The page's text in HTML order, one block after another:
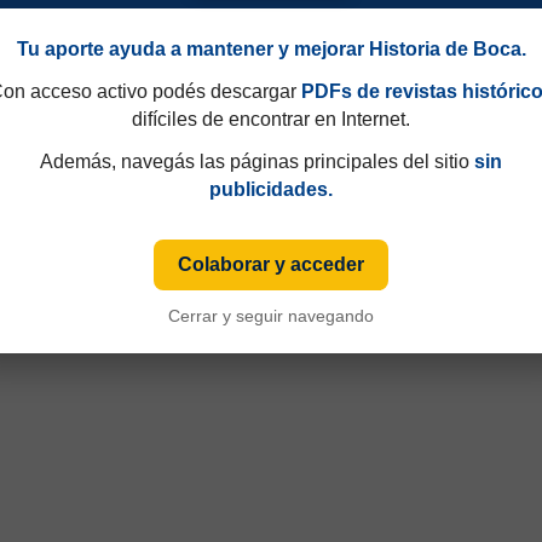
y que hasta 1997 eran consecutivos, no fijos. Esa información aparecía sólo
numeración fija desde sus primeras ediciones y, cuando ese dato está
Tu aporte ayuda a mantener y mejorar Historia de Boca.
acceso activo podés descargar PDFs de revistas
difíciles de encontrar en Internet.
Además, navegás las páginas principales del sitio sin
publicidades.
Colaborar y acceder
Cerrar y seguir navegando